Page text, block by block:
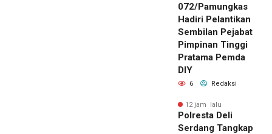
072/Pamungkas
Hadiri Pelantikan
Sembilan Pejabat
Pimpinan Tinggi
Pratama Pemda
DIY
6 Redaksi
12 jam lalu
Polresta Deli
Serdang Tangkap